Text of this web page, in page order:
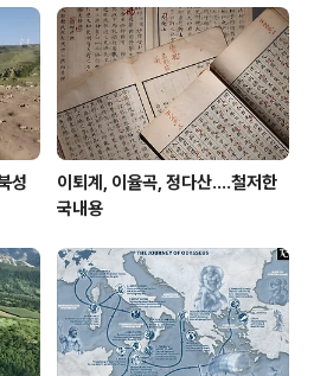
사학도 지금 보면 웃기
승했다면서 신라를 이
의하면 한반도 북부와
전히 한민족 무대인 까
성
이퇴계, 이율곡, 정다산....철저한
국내용